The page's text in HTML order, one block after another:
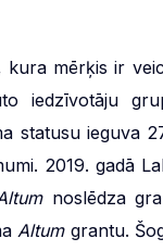
kura mērķis ir
iedzīvotāju
statusu ieguva
2019. gadā
noslēdza
Altumgrantu.